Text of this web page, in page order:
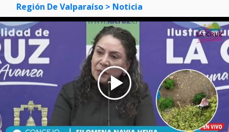
Región De Valparaíso > Noticia